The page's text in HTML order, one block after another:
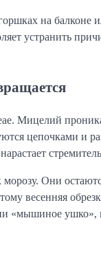
на балконе
устранить
Мицелий
цепочками и
Они
весенняя
«мышиное